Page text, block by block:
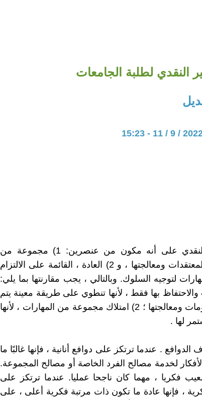
النقدي لطلبة الجامعات
يمكن النظر إلى التفكير النقدي على أنه مكون من عنصرين: 1) مجموعة من
المعلومات ومهارات توليد المعتقدات ومعالجتها ، و 2) العادة ، القائمة على الالتزام
لتوجيه السلوك. وبالتالي ، يجب مقارنتها بما يلي:
بها فقط ، لأنها تنطوي على طريقة معينة يتم
من خلالها البحث عن المعلومات ومعالجتها ؛ 2) امتلاك مجموعة من المهارات ، لأنها
لها .
الدوافع . عندما ترتكز على دوافع أنانية ، فإنها غالبًا ما
لخدمة مصالح الفرد الخاصة أو مصالح المجموعة.
فكريا ، مهما كان ناجحا عمليا. عندما ترتكز على
، فإنها عادة ما تكون ذات مرتبة فكرية أعلى ، على